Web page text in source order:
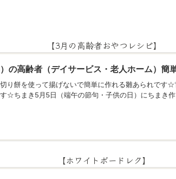
【3月の高齢者おやつレシピ】
の高齢者（デイサービス・老人ホーム）簡
り餅を使って揚げないで簡単に作れる雛あられです
☆ちまき5月5日（端午の節句・子供の日）にちまき
【ホワイトボードレク】